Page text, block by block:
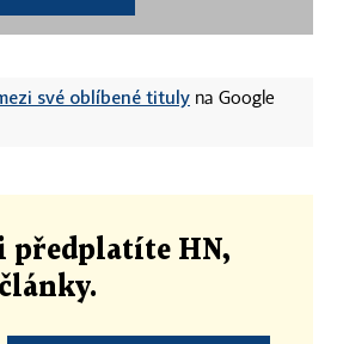
své oblíbené tituly na Google
předplatíte HN,
.